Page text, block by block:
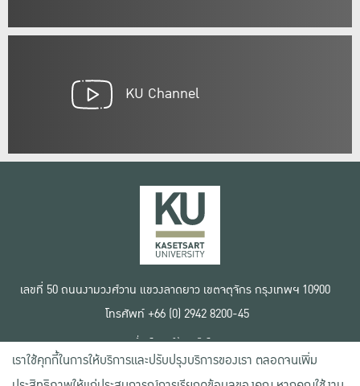
KU Channel
เลขที่ 50 ถนนงามวงศ์วาน แขวงลาดยาว เขตจตุจักร กรุงเทพฯ 10900
โทรศัพท์ +66 (0) 2942 8200-45
เงื่อนไขการใช้งานเว็บไซต์
ข้อตกลงด้านสิทธิ์ใช้งาน
นโยบายความเป็นส่วนตัว
เราใช้คุกกี้ในการให้บริการและปรับปรุงบริการของเรา ตลอดจนเพิ่ม